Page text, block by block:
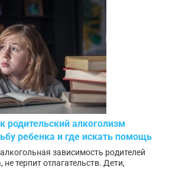
родительский алкоголизм
ребенка и где искать помощь
зависимость родителей
не терпит отлагательств. Дети,